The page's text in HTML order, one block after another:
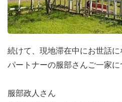
続けて、現地滞在中にお世話
パートナーの服部さんご一家に
服部政人さん